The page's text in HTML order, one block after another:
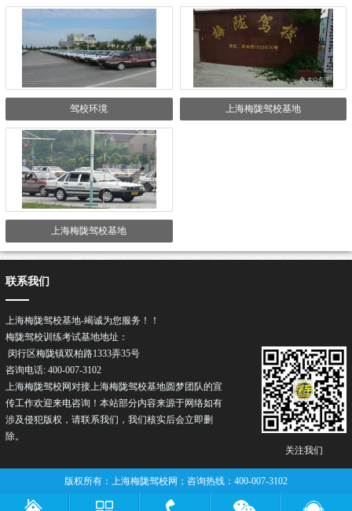
驾校环境 上海梅陇驾校基地
上海梅陇驾校基地
关注我们
联系我们
上海梅陇驾校基地-竭诚为您服务！！
梅陇驾校训练考试基地地址：
闵行区梅陇镇双柏路1333弄35号
咨询电话: 400-007-3102
上海梅陇驾校网对接上海梅陇驾校基地圆梦团队的宣
传工作欢迎来电咨询！本站部分内容来源于网络如有
涉及侵犯版权，请联系我们，我们核实后会立即删
除。
版权所有：上海梅陇驾校网；咨询热线：400-007-3102